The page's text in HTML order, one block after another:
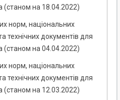
(станом на 18.04.2022)
норм, національних
технічних документів для
(станом на 04.04.2022)
норм, національних
технічних документів для
(станом на 12.03.2022)